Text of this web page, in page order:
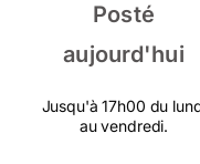
Posté
aujourd'hui
Jusqu'à 17h00 du
au vendredi.